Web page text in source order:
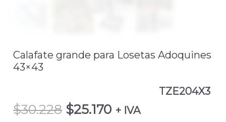
Calafate grande para Losetas Adoquines
43×43
TZE204X3
$30.228 $25.170 + IVA